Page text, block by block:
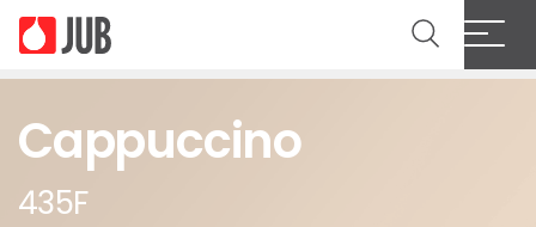
Cappuccino
435F